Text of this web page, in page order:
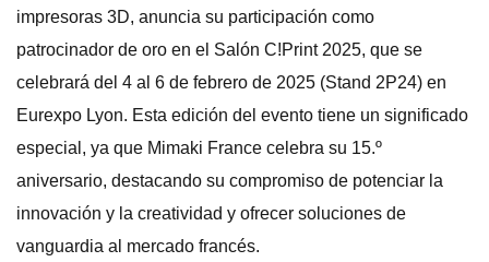
impresoras 3D, anuncia su participación como
patrocinador de oro en el Salón C!Print 2025, que se
celebrará del 4 al 6 de febrero de 2025 (Stand 2P24) en
Eurexpo Lyon. Esta edición del evento tiene un significado
especial, ya que Mimaki France celebra su 15.º
aniversario, destacando su compromiso de potenciar la
innovación y la creatividad y ofrecer soluciones de
vanguardia al mercado francés.